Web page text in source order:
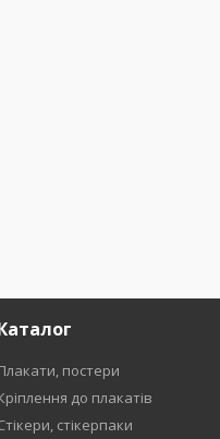
постери
до плакатів
стікерпаки